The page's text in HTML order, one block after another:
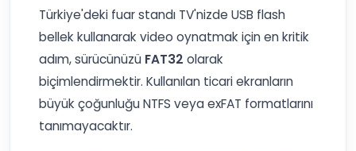
Türkiye'deki fuar standı TV'nizde USB flash
bellek kullanarak video oynatmak için en kritik
adım, sürücünüzü FAT32 olarak
biçimlendirmektir. Kullanılan ticari ekranların
büyük çoğunluğu NTFS veya exFAT formatlarını
tanımayacaktır.